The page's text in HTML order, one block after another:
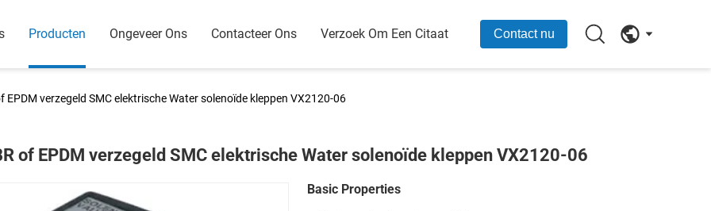
Producten Ongeveer Ons Contacteer Ons Verzoek Om Een Citaat Contact nu
EPDM verzegeld SMC elektrische Water solenoïde kleppen VX2120-06
of EPDM verzegeld SMC elektrische Water solenoïde kleppen VX2120-06
Basic Properties